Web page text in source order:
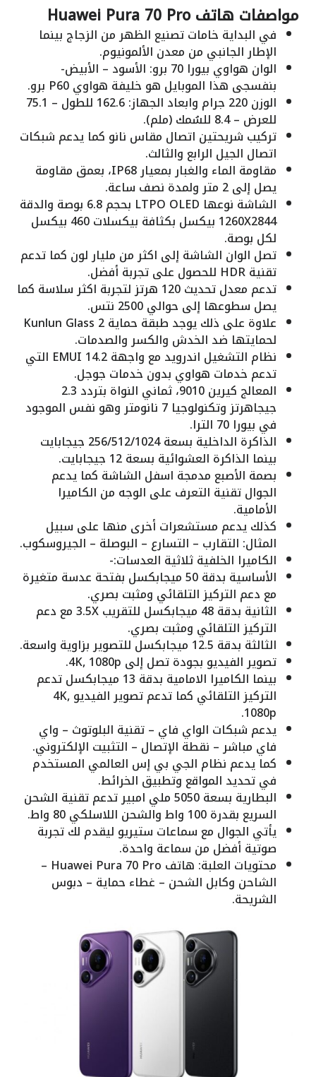
مواصفات هاتف Huawei Pura 70 Pro
في البداية خامات تصنيع الظهر من الزجاج بينما
الإطار الجانبي من معدن الألمونيوم.
الوان هواوي بيورا 70 برو: الأسود – الأبيض-
بنفسجى هذا الموبايل هو خليفة هواوي P60 برو.
الوزن 220 جرام وابعاد الجهاز: 162.6 للطول – 75.1
للعرض – 8.4 للسُمك (ملم).
تركيب شريحتين اتصال مقاس نانو كما يدعم شبكات
اتصال الجيل الرابع والثالث.
مقاومة الماء والغبار بمعيار IP68، بعمق مقاومة
يصل إلى 2 متر ولمدة نصف ساعة.
الشاشة نوعها LTPO OLED بحجم 6.8 بوصة والدقة
1260X2844 بيكسل بكثافة بيكسلات 460 بيكسل
لكل بوصة.
تصل الوان الشاشة إلى اكثر من مليار لون كما تدعم
تقنية HDR للحصول على تجربة أفضل.
تدعم معدل تحديث 120 هرتز لتجربة اكثر سلاسة كما
يصل سطوعها إلى حوالي 2500 نتس.
علاوة على ذلك يوجد طبقة حماية Kunlun Glass 2
لحمايتها ضد الخدش والكسر والصدمات.
نظام التشغيل اندرويد مع واجهة EMUI 14.2 التي
تدعم خدمات هواوي بدون خدمات جوجل.
المعالج كيرين 9010، ثماني النواة بتردد 2.3
جيجاهرتز وتكنولوجيا 7 نانومتر وهو نفس الموجود
في بيورا 70 الترا.
الذاكرة الداخلية بسعة 256/512/1024 جيجابايت
بينما الذاكرة العشوائية بسعة 12 جيجابايت.
بصمة الأصبع مدمجة اسفل الشاشة كما يدعم
الجوال تقنية التعرف على الوجه من الكاميرا
الأمامية.
كذلك يدعم مستشعرات أخرى منها على سبيل
المثال: التقارب – التسارع – البوصلة – الجيروسكوب.
الكاميرا الخلفية ثلاثية العدسات:-
الأساسية بدقة 50 ميجابكسل بفتحة عدسة متغيرة
مع دعم التركيز التلقائي ومثبت بصري.
الثانية بدقة 48 ميجابكسل للتقريب 3.5X مع دعم
التركيز التلقائي ومثبت بصري.
الثالثة بدقة 12.5 ميجابكسل للتصوير بزاوية واسعة.
تصوير الفيديو بجودة تصل إلى 4K, 1080p.
بينما الكاميرا الامامية بدقة 13 ميجابكسل تدعم
التركيز التلقائي كما تدعم تصوير الفيديو 4K,
1080p.
يدعم شبكات الواي فاي – تقنية البلوتوث – واي
فاي مباشر – نقطة الإتصال – التثبيت الإلكتروني.
كما يدعم نظام الجي بي إس العالمي المستخدم
في تحديد المواقع وتطبيق الخرائط.
البطارية بسعة 5050 ملي امبير تدعم تقنية الشحن
السريع بقدرة 100 واط والشحن اللاسلكي 80 واط.
يأتي الجوال مع سماعات ستيريو ليقدم لك تجربة
صوتية أفضل من سماعة واحدة.
محتويات العلبة: هاتف Huawei Pura 70 Pro –
الشاحن وكابل الشحن – غطاء حماية – دبوس
الشريحة.